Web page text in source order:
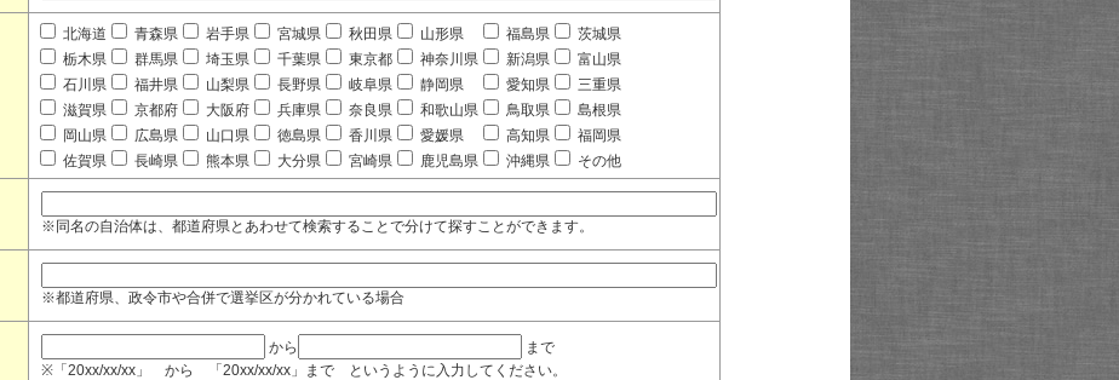
北海道 青森県 岩手県 宮城県 秋田県 山形県 福島県
茨城県
栃木県
群馬県 埼玉県 千葉県 東京都 神奈川県 新潟県
富山県
石川県
福井県 山梨県 長野県 岐阜県 静岡県 愛知県
三重県
滋賀県
京都府 大阪府 兵庫県 奈良県 和歌山県 鳥取県
島根県
岡山県
広島県 山口県 徳島県 香川県 愛媛県 高知県
福岡県
佐賀県
長崎県 熊本県 大分県 宮崎県 鹿児島県 沖縄県 その他
※同名の自治体は、都道府県とあわせて検索することで分けて探すことができます。
※都道府県、政令市や合併で選挙区が分かれている場合
から
まで
※「20xx/xx/xx」 から 「20xx/xx/xx」まで というように入力してください。